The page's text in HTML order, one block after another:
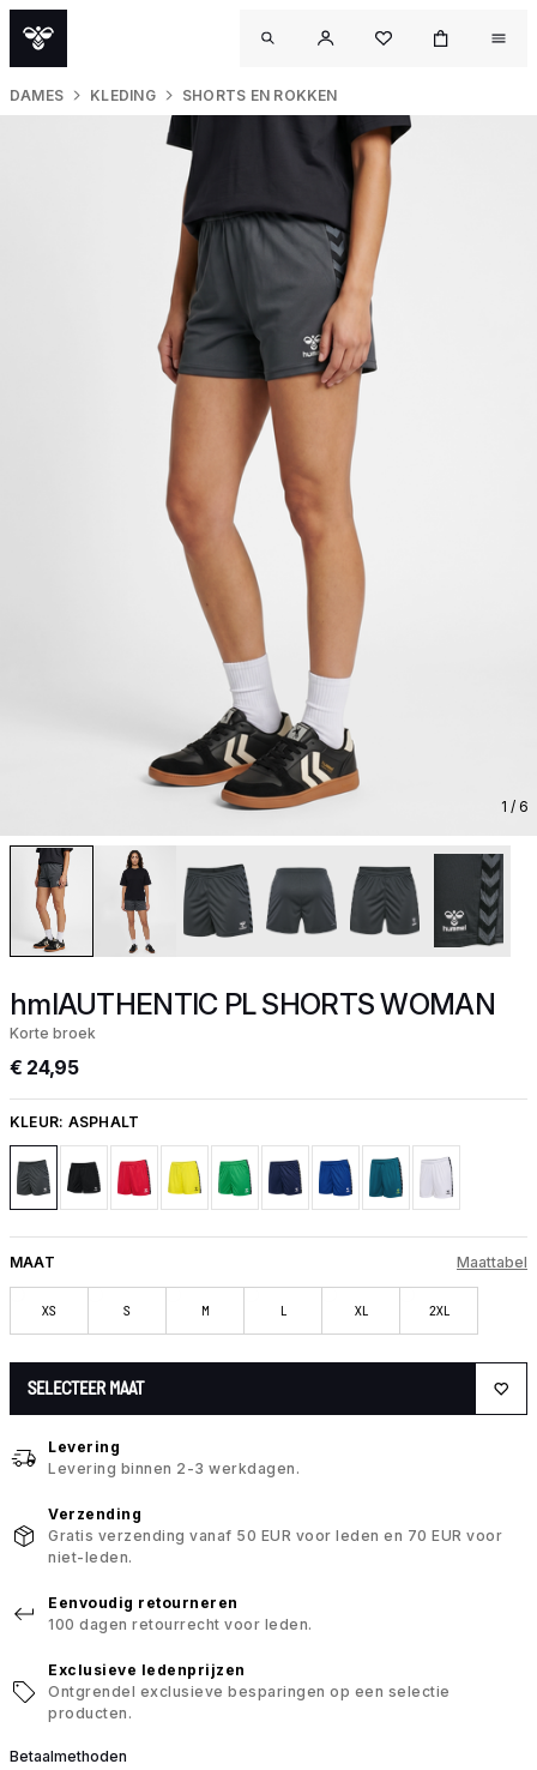
DAMES KLEDING SHORTS EN ROKKEN
1 / 6
hmlAUTHENTIC PL SHORTS WOMAN
Korte broek
€ 24,95
KLEUR: ASPHALT
MAAT Maattabel
XS S M L XL 2XL
SELECTEER MAAT
Levering
Levering binnen 2-3 werkdagen.
Verzending
Gratis verzending vanaf 50 EUR voor leden en 70 EUR voor
niet-leden.
Eenvoudig retourneren
100 dagen retourrecht voor leden.
Exclusieve ledenprijzen
Ontgrendel exclusieve besparingen op een selectie
producten.
Betaalmethoden